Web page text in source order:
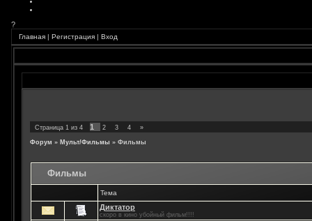
?
Главная | Регистрация | Вход
Страница 1 из 4 1 2 3 4 »
Форум » Мульт/Фильмы » Фильмы
Фильмы
Тема
Диктатор
скоро в кино убойный фильм!!!!